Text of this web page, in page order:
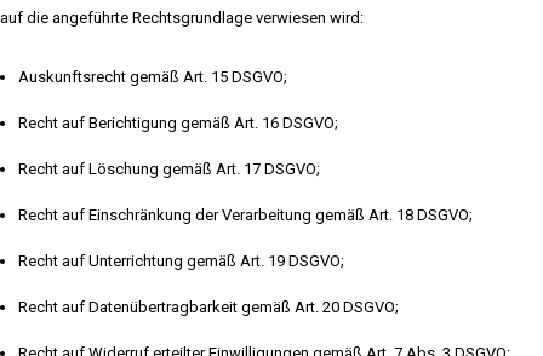
auf die angeführte Rechtsgrundlage verwiesen wird:
Auskunftsrecht gemäß Art. 15 DSGVO;
Recht auf Berichtigung gemäß Art. 16 DSGVO;
Recht auf Löschung gemäß Art. 17 DSGVO;
Recht auf Einschränkung der Verarbeitung gemäß Art. 18 DSGVO;
Recht auf Unterrichtung gemäß Art. 19 DSGVO;
Recht auf Datenübertragbarkeit gemäß Art. 20 DSGVO;